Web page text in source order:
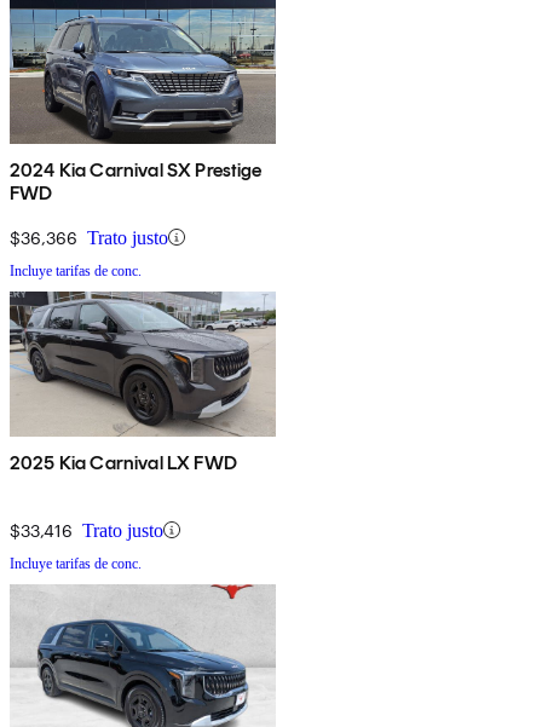
2024 Kia Carnival SX Prestige
FWD
$36,366 Trato justo
Incluye tarifas de conc.
2025 Kia Carnival LX FWD
$33,416 Trato justo
Incluye tarifas de conc.